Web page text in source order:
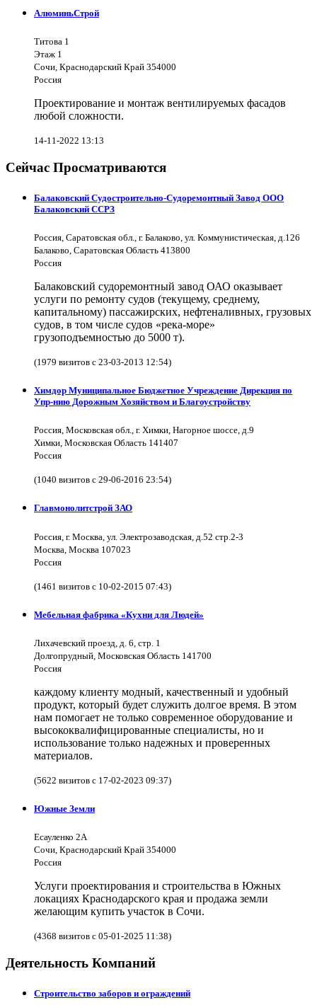
АлюминьСтрой
Титова 1
Этаж 1
Сочи, Краснодарский Край 354000
Россия
Проектирование и монтаж вентилируемых фасадов
любой сложности.
14-11-2022 13:13
Сейчас Просматриваются
Балаковский Судостроительно-Судоремонтный Завод ООО
Балаковский ССРЗ
Россия, Саратовская обл., г. Балаково, ул. Коммунистическая, д.126
Балаково, Саратовская Область 413800
Россия
Балаковский судоремонтный завод ОАО оказывает
услуги по ремонту судов (текущему, среднему,
капитальному) пассажирских, нефтеналивных, грузовых
судов, в том числе судов «река-море»
грузоподъемностью до 5000 т).
(1979 визитов с 23-03-2013 12:54)
Химдор Муниципальное Бюджетное Учреждение Дирекция по
Упр-нию Дорожным Хозяйством и Благоустройству
Россия, Московская обл., г. Химки, Нагорное шоссе, д.9
Химки, Московская Область 141407
Россия
(1040 визитов с 29-06-2016 23:54)
Главмонолитстрой ЗАО
Россия, г. Москва, ул. Электрозаводская, д.52 стр.2-3
Москва, Москва 107023
Россия
(1461 визитов с 10-02-2015 07:43)
Мебельная фабрика «Кухни для Людей»
Лихачевский проезд, д. 6, стр. 1
Долгопрудный, Московская Область 141700
Россия
каждому клиенту модный, качественный и удобный
продукт, который будет служить долгое время. В этом
нам помогает не только современное оборудование и
высококвалифицированные специалисты, но и
использование только надежных и проверенных
материалов.
(5622 визитов с 17-02-2023 09:37)
Южные Земли
Есауленко 2А
Сочи, Краснодарский Край 354000
Россия
Услуги проектирования и строительства в Южных
локациях Краснодарского края и продажа земли
желающим купить участок в Сочи.
(4368 визитов с 05-01-2025 11:38)
Деятельность Компаний
Строительство заборов и ограждений